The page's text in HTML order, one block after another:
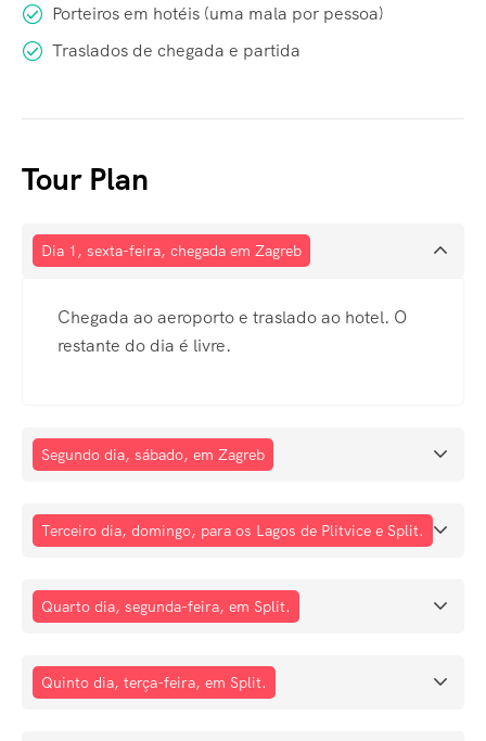
Porteiros em hotéis (uma mala por pessoa)
Traslados de chegada e partida
Tour Plan
Dia 1, sexta-feira, chegada em Zagreb
Chegada ao aeroporto e traslado ao hotel. O
restante do dia é livre.
Segundo dia, sábado, em Zagreb
Terceiro dia, domingo, para os Lagos de Plitvice e Split.
Quarto dia, segunda-feira, em Split.
Quinto dia, terça-feira, em Split.